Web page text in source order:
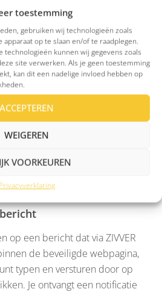
toestemming
gebruiken wij technologieën zoals
op te slaan en/of te raadplegen.
kunnen wij gegevens zoals
site verwerken. Als je geen toestemming
kan dit een nadelige invloed hebben op
ACCEPTEREN
WEIGEREN
VOORKEUREN
Privacyverklaring
wachtwoord
is met een wachtwoord,
van ons ontvangen. Klik op
beveiligd bericht’ en vul het
je het bericht lezen.
sms-code
is met een sms-code,
sms. Vul deze code in na het
beveiligd bericht’ om
op een bericht dat via ZIVVER
de beveiligde webpagina,
typen en versturen door op
Je ontvangt een notificatie